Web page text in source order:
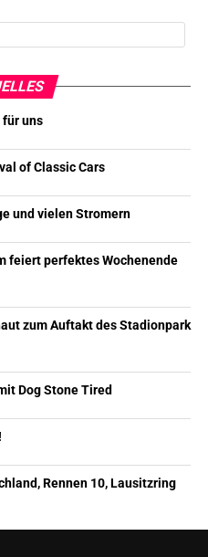
uns
of Classic Cars
und vielen Stromern
feiert perfektes Wochenende
zum Auftakt des Stadionpark
Dog Stone Tired
Rennen 10, Lausitzring